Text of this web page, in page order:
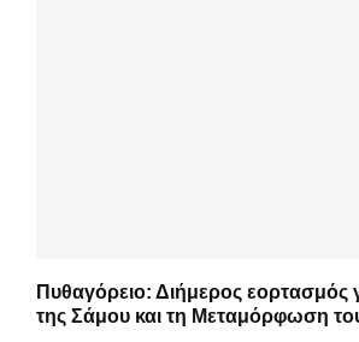
Πυθαγόρειο: Διήμερος εορτασμός
της Σάμου και τη Μεταμόρφωση